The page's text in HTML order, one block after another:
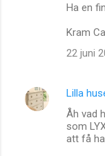
Ha en
Kram
22 juni
Lilla
Åh vad
som
att få